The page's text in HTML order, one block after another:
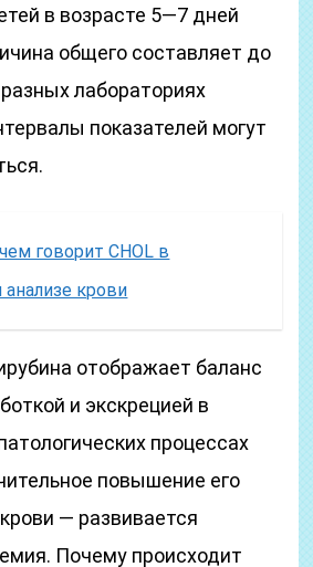
в возрасте 5—7 дней
общего составляет до
лабораториях
показателей могут
говорит CHOL в
крови
отображает баланс
и экскрецией в
процессах
повышение его
— развивается
Почему происходит